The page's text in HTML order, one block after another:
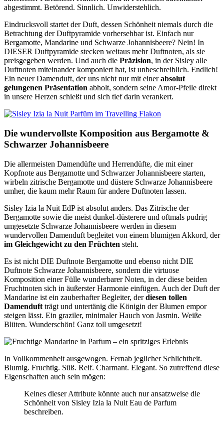
abgestimmt. Betörend. Sinnlich. Unwiderstehlich.
Eindrucksvoll startet der Duft, dessen Schönheit niemals durch die
Betrachtung der Duftpyramide vorhersehbar ist. Einfach nur
Bergamotte, Mandarine und Schwarze Johannisbeere? Nein! In
DIESER Duftpyramide stecken weitaus mehr Duftnoten, als sie
preisgegeben werden. Und auch die Präzision, in der Sisley alle
Duftnoten miteinander komponiert hat, ist unbeschreiblich. Endlich!
Ein neuer Damenduft, der uns nicht nur mit einerabsolut
gelungenen Präsentation abholt, sondern seine Amor-Pfeile direkt
in unsere Herzen schießt und sich tief darin verankert.
Die wundervollste Komposition aus Bergamotte &
Schwarzer Johannisbeere
Die allermeisten Damendüfte und Herrendüfte, die mit einer
Kopfnote aus Bergamotte und Schwarzer Johannisbeere starten,
wirbeln zitrische Bergamotte und düstere Schwarze Johannisbeere
umher, die kaum mehr Raum für andere Duftnoten lassen.
Sisley Izia la Nuit EdP ist absolut anders. Das Zitrische der
Bergamotte sowie die meist dunkel-düsterere und oftmals pudrig
umgesetzte Schwarze Johannisbeere werden in diesem
wundervollen Damenduft begleitet von einem blumigen Akkord, der
im Gleichgewicht zu den Früchten steht.
Es ist nicht DIE Duftnote Bergamotte und ebenso nicht DIE
Duftnote Schwarze Johannisbeere, sondern die virtuose
Komposition einer Fülle wunderbarer Noten, in der diese beiden
Fruchtnoten sich in äußerster Harmonie einfügen. Auch der Duft der
Mandarine ist ein zauberhafter Begleiter, derdiesen tollen
Damenduft trägt und untertänig die Königin der Blumen empor
steigen lässt. Ein graziler, minimaler Hauch von Jasmin. Weiße
Blüten. Wunderschön! Ganz toll umgesetzt!
In Vollkommenheit ausgewogen. Fernab jeglicher Schlichtheit.
Blumig. Fruchtig. Süß. Reif. Charmant. Elegant. So zutreffend diese
Eigenschaften auch sein mögen:
Keines dieser Attribute könnte auch nur ansatzweise die
Schönheit von Sisley Izia la Nuit Eau de Parfum
beschreiben.